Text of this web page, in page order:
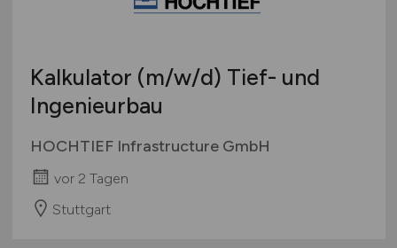
Kalkulator (m/w/d) Tief- und
Ingenieurbau
HOCHTIEF Infrastructure GmbH
vor 2 Tagen
Stuttgart